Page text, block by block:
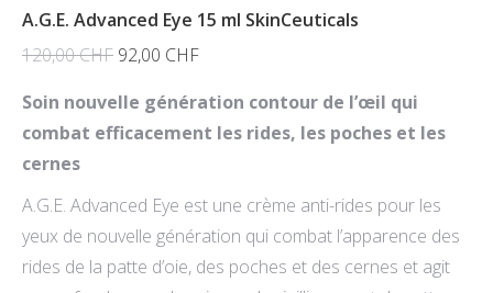
A.G.E. Advanced Eye 15 ml SkinCeuticals
120,00CHF Le
initial
était :
92,00 CHFLe
actuel
est :
Soin nouvelle génération contour de l’œil qui
combat efficacement les rides, les poches et les
cernes
A.G.E. Advanced Eye est une crème anti-rides pour les
yeux de nouvelle génération qui combat l’apparence des
rides de la patte d’oie, des poches et des cernes et agit